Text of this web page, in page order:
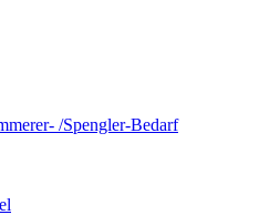
/Spengler-Bedarf